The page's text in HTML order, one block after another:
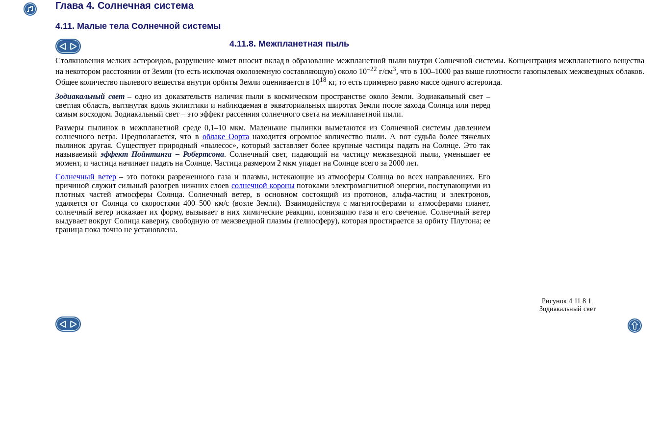
Глава 4. Солнечная система
4.11. Малые тела Солнечной системы
4.11.8. Межпланетная пыль
Столкновения мелких астероидов, разрушение комет вносит вклад в образование межпланетной пыли внутри Солнечной системы. Концентрация межпланетного вещества
на некотором расстоянии от Земли (то есть исключая околоземную составляющую) около 10–22 г/см3, что в 100–1000 раз выше плотности газопылевых межзвездных облаков.
Общее количество пылевого вещества внутри орбиты Земли оценивается в 1018 кг, то есть примерно равно массе одного астероида.
Рисунок 4.11.8.1.
Зодиакальный свет
Зодиакальный свет– одно из доказательств наличия пыли в космическом пространстве около Земли. Зодиакальный свет –
светлая область, вытянутая вдоль эклиптики и наблюдаемая в экваториальных широтах Земли после захода Солнца или перед
самым восходом. Зодиакальный свет – это эффект рассеяния солнечного света на межпланетной пыли.
Размеры пылинок в межпланетной среде 0,1–10 мкм. Маленькие пылинки выметаются из Солнечной системы давлением
солнечного ветра. Предполагается, что в облаке Оорта находится огромное количество пыли. А вот судьба более тяжелых
пылинок другая. Существует природный «пылесос», который заставляет более крупные частицы падать на Солнце. Это так
называемыйэффект Пойнтинга – Робертсона. Солнечный свет, падающий на частицу межзвездной пыли, уменьшает ее
момент, и частица начинает падать на Солнце. Частица размером 2 мкм упадет на Солнце всего за 2000 лет.
Солнечный ветер– это потоки разреженного газа и плазмы, истекающие из атмосферы Солнца во всех направлениях. Его
причиной служит сильный разогрев нижних слоев солнечной короныпотоками электромагнитной энергии, поступающими из
плотных частей атмосферы Солнца. Солнечный ветер, в основном состоящий из протонов, альфа-частиц и электронов,
удаляется от Солнца со скоростями 400–500 км/с (возле Земли). Взаимодействуя с магнитосферами и атмосферами планет,
солнечный ветер искажает их форму, вызывает в них химические реакции, ионизацию газа и его свечение. Солнечный ветер
выдувает вокруг Солнца каверну, свободную от межзвездной плазмы (гелиосферу), которая простирается за орбиту Плутона; ее
граница пока точно не установлена.